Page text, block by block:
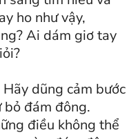
ho như vậy,
Ai dám giơ tay
dũng cảm bước
đám đông.
điều không thể